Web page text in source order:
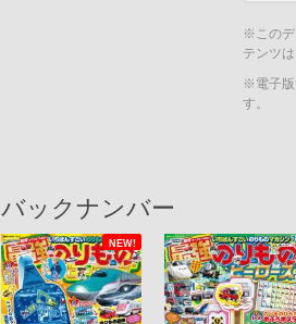
※このデ
テンツ
※電子版
す。
バックナンバー
NEW!